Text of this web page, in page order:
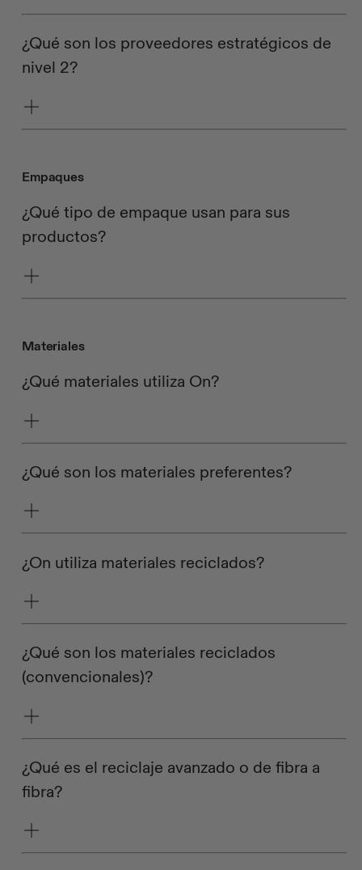
¿Qué son los proveedores estratégicos de
nivel 2?
Empaques
¿Qué tipo de empaque usan para sus
productos?
Materiales
¿Qué materiales utiliza On?
¿Qué son los materiales preferentes?
¿On utiliza materiales reciclados?
¿Qué son los materiales reciclados
(convencionales)?
¿Qué es el reciclaje avanzado o de fibra a
fibra?